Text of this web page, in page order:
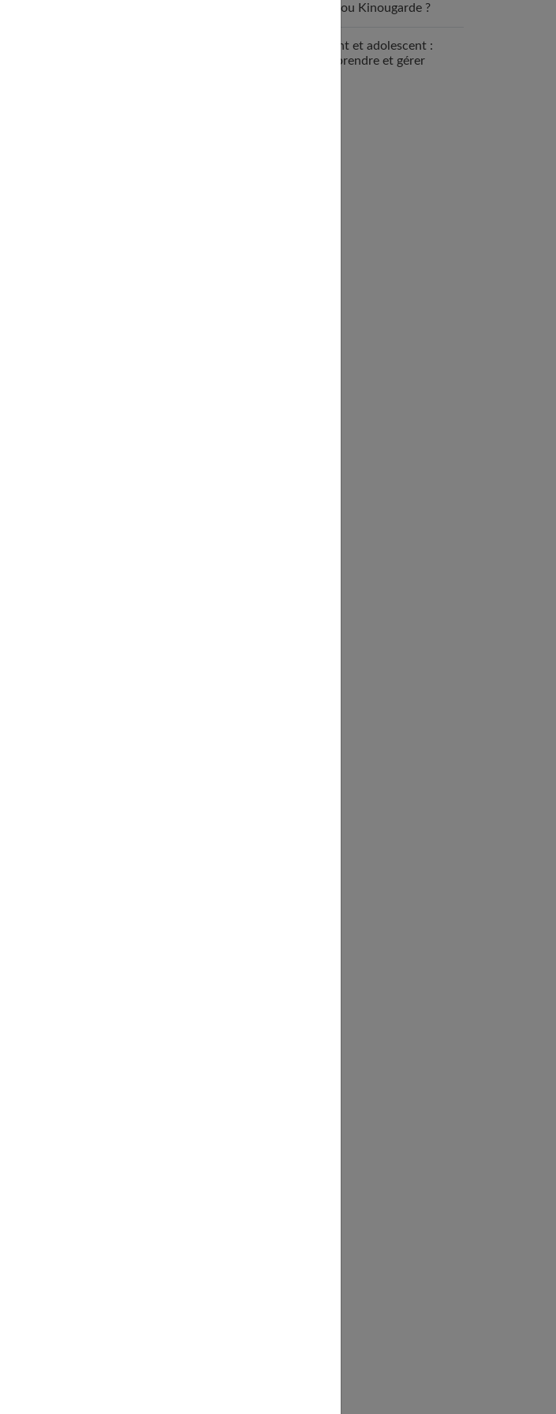
est devenu un souci. Comme
rhumatologiques,
de vie diminue de treize
noté ce que consommait Jean
ses menus pour découvrir ses
bon équilibre
Je lui propose d'accompagner
pas. Et si le goût sucré du
manger un yaourt nature, puis
Pepsi Max zéro calorie.
un au petit déjeuner. II
les quantités de ce qu'il mange
nounou Kinougarde ?
Enfant et adolescent :
comprendre et gérer